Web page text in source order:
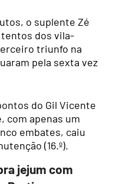
o suplente Zé
tentos dos vila-
triunfo na
pela sexta vez
do Gil Vicente
com apenas um
embates, caiu
(16.º).
jejum com